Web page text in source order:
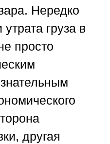
Нередко
груза в
просто
другая